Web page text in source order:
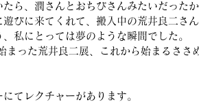
たら、潤さんとおちびさんみたいだった
遊びに来てくれて、搬入中の荒井良二さ
、私にとっては夢のような瞬間でした。
てレクチャーがあります。